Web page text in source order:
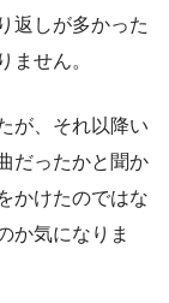
返しが多かった
ません。
が、それ以降い
だったかと聞か
かけたのではな
か気になりま